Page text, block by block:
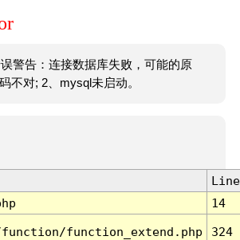
警告：连接数据库失败，可能的原
不对; 2、mysql未启动。
Line
14
function_extend.php 324